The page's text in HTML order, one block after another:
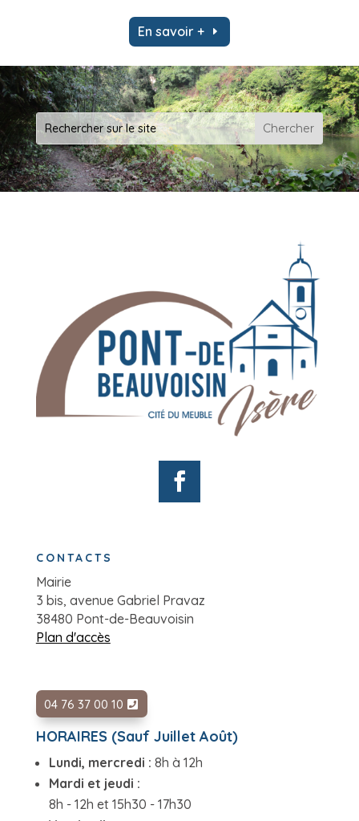
En savoir +
CONTACTS
Mairie
3 bis, avenue Gabriel Pravaz
38480 Pont-de-Beauvoisin
Plan d'accès
04 76 37 00 10
HORAIRES (Sauf Juillet Août)
Lundi, mercredi : 8h à 12h
Mardi et jeudi :
8h - 12h et 15h30 - 17h30